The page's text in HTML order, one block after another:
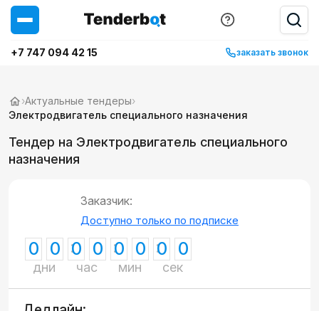
+7 747 094 42 15 заказать звонок
›Актуальные тендеры›
Электродвигатель специального назначения
Тендер на Электродвигатель специального
назначения
Заказчик:
Доступно только по подписке
0 0
дни
0 0
час
0 0
мин
0 0
сек